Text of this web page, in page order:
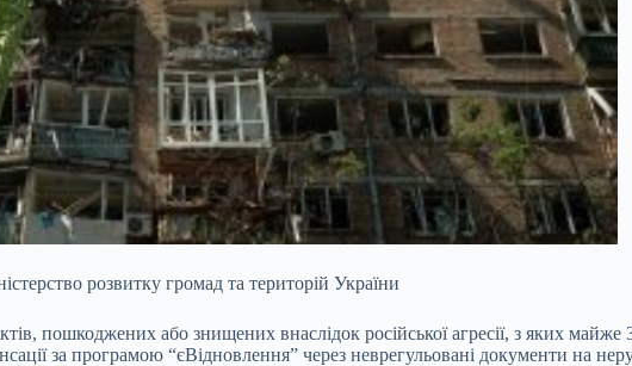
розвитку громад та територій України
пошкоджених або знищених внаслідок російської агресії, з яких
за програмою “єВідновлення” через неврегульовані документи на